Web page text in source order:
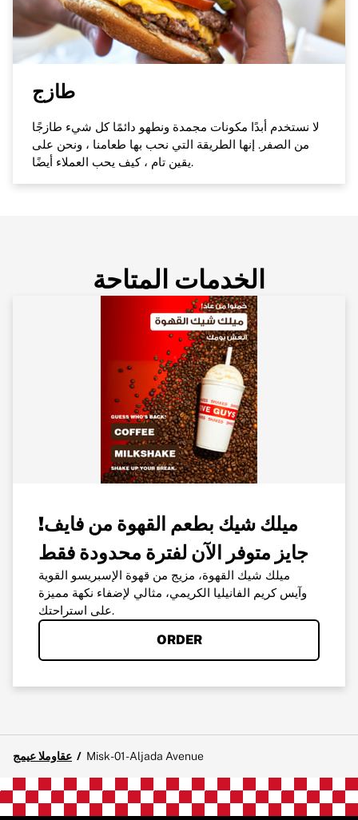
طازج
لا نستخدم أبدًا مكونات مجمدة ونطهو دائمًا كل شيء طازجًا
من الصفر. إنها الطريقة التي نحب بها طعامنا ، ونحن على
يقين تام ، كيف يحب العملاء أيضًا.
الخدمات المتاحة
!ميلك شيك بطعم القهوة من فايف
جايز متوفر الآن لفترة محدودة فقط
ميلك شيك القهوة، مزيج من قهوة الإسبريسو القوية
وآيس كريم الفانيليا الكريمي، مثالي لإضفاء نكهة مميزة
على استراحتك.
ORDER
جميع المواقع / Misk-01- Aljada Avenue